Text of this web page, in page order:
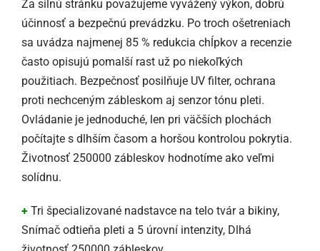
Za silnú stránku považujeme vyvážený výkon, dobrú
účinnosť a bezpečnú prevádzku. Po troch ošetreniach
sa uvádza najmenej 85 % redukcia chĺpkov a recenzie
často opisujú pomalší rast už po niekoľkých
použitiach. Bezpečnosť posilňuje UV filter, ochrana
proti nechceným zábleskom aj senzor tónu pleti.
Ovládanie je jednoduché, len pri väčších plochách
počítajte s dlhším časom a horšou kontrolou pokrytia.
Životnosť 250000 zábleskov hodnotíme ako veľmi
solídnu.
+ Tri špecializované nadstavce na telo tvár a bikiny,
Snímač odtieňa pleti a 5 úrovní intenzity, Dlhá